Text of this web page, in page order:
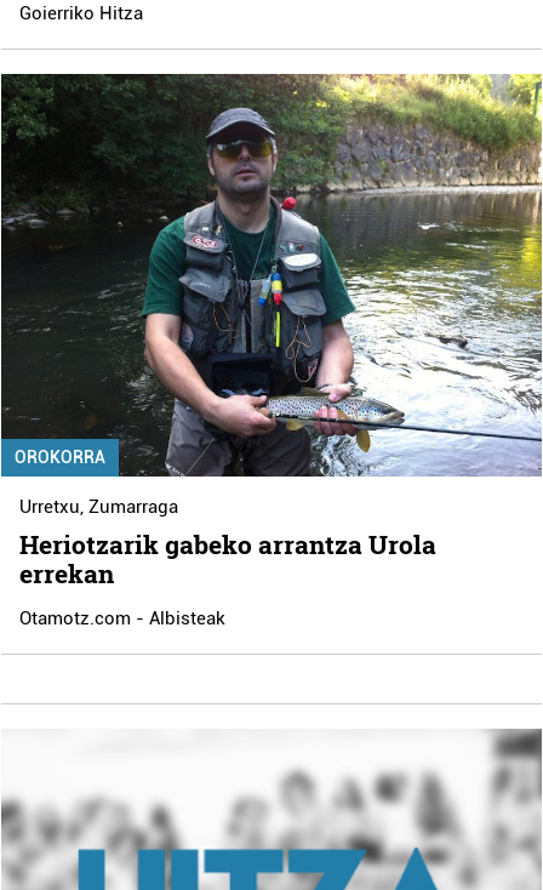
Goierriko Hitza
OROKORRA
Urretxu,Zumarraga
Heriotzarik gabeko arrantza Urola
errekan
Otamotz.com - Albisteak